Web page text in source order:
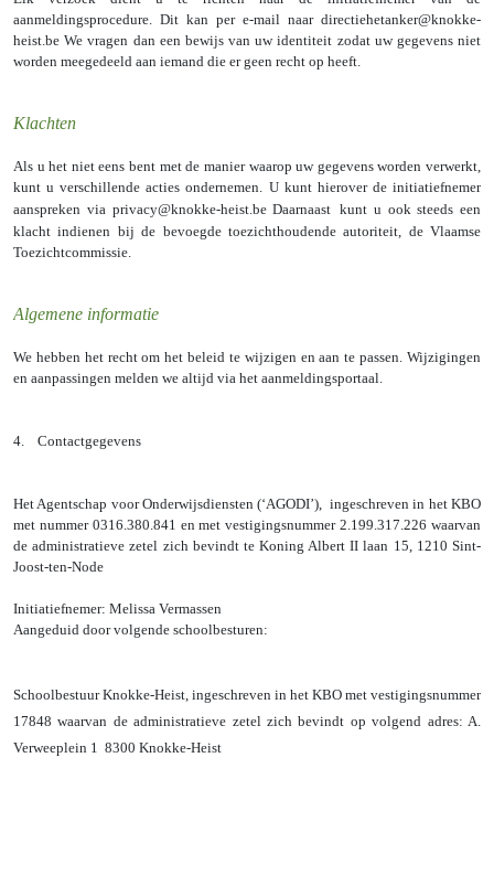
aanmeldingsprocedure. Dit kan per e-mail naar directiehetanker@knokke-
heist.be We vragen dan een bewijs van uw identiteit zodat uw gegevens niet
worden meegedeeld aan iemand die er geen recht op heeft.
Klachten
Als u het niet eens bent met de manier waarop uw gegevens worden verwerkt,
kunt u verschillende acties ondernemen. U kunt hierover de initiatiefnemer
aanspreken via privacy@knokke-heist.beDaarnaast kunt u ook steeds een
klacht indienen bij de bevoegde toezichthoudende autoriteit, de Vlaamse
Toezichtcommissie.
Algemene informatie
We hebben het recht om het beleid te wijzigen en aan te passen. Wijzigingen
en aanpassingen melden we altijd via het aanmeldingsportaal.
4. Contactgegevens
Het Agentschap voor Onderwijsdiensten (‘AGODI’), ingeschreven in het KBO
met nummer 0316.380.841 en met vestigingsnummer 2.199.317.226 waarvan
de administratieve zetel zich bevindt te Koning Albert II laan 15, 1210 Sint-
Joost-ten-Node
Initiatiefnemer: Melissa Vermassen
Aangeduid door volgende schoolbesturen:
Schoolbestuur Knokke-Heist, ingeschreven in het KBO met vestigingsnummer
17848 waarvan de administratieve zetel zich bevindt op volgend adres: A.
Verweeplein 1 8300 Knokke-Heist